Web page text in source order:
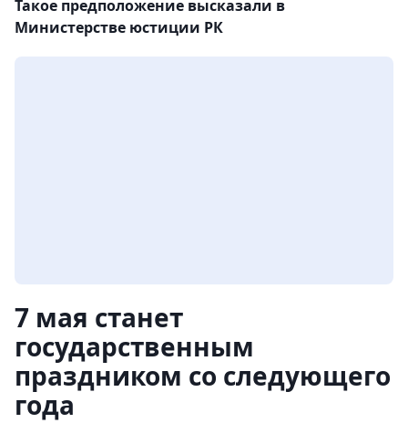
Такое предположение высказали в
Министерстве юстиции РК
7 мая станет
государственным
праздником со следующего
года